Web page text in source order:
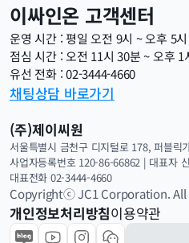
이싸인온은 오랜 기간 축적된 노하
의 비즈니스를 더욱 빠르고 안전하
전자계약이 처음이라도 괜찮습니다.
이싸인온은 처음 쓰는 사람도, 자주
이미 200만 고객이 이싸인온으로
이용 중 궁금하신 사항은 고객 만족
있습니다.
▪️ 채널톡 문의 하기
▪️ 전화 상담: 02-3444-4660
이싸인온 고객센터
운영 시간 : 평일 오전 9시 ~ 오후 5시
점심 시간 : 오전 11시 30분 ~ 오후 1
유선 전화 : 02-3444-4660
채팅상담 바로가기
(주)제이씨원
서울특별시 금천구 디지털로 178, 퍼블릭
사업자등록번호 120-86-66862 | 대표자
대표전화 02-3444-4660
Copyrightⓒ JC1 Corporation. All
개인정보처리방침이용약관